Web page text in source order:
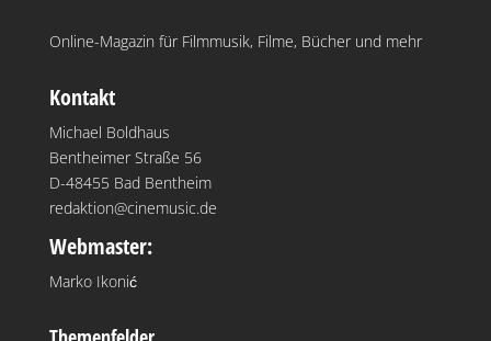
Online-Magazin für Filmmusik, Filme, Bücher und mehr
Kontakt
Michael Boldhaus
Bentheimer Straße 56
D-48455 Bad Bentheim
redaktion@cinemusic.de
Webmaster:
Marko Ikonić